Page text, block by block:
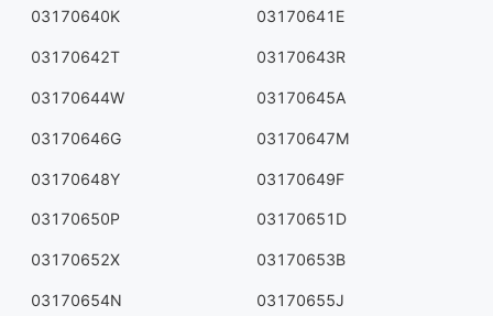
03170640K 03170641E
03170642T 03170643R
03170644W 03170645A
03170646G 03170647M
03170648Y 03170649F
03170650P 03170651D
03170652X 03170653B
03170654N 03170655J